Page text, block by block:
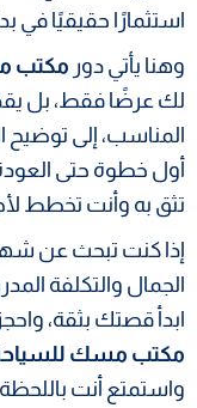
استثمارًا حقيقيًا في
وهنا يأتي دور مكتب
لك عرضًا فقط، بل
المناسب، إلى توضيح
أول خطوة حتى
تثق به وأنت تخطط
إذا كنت تبحث عن
الجمال والتكلفة
ابدأ قصتك بثقة،
مكتب مسك
واستمتع أنت باللحظة